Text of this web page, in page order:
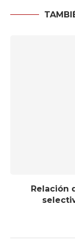
Relación